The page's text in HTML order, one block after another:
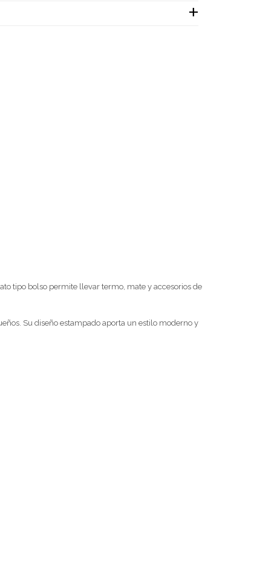
tipo bolso permite llevar termo, mate y accesorios de
Su diseño estampado aporta un estilo moderno y